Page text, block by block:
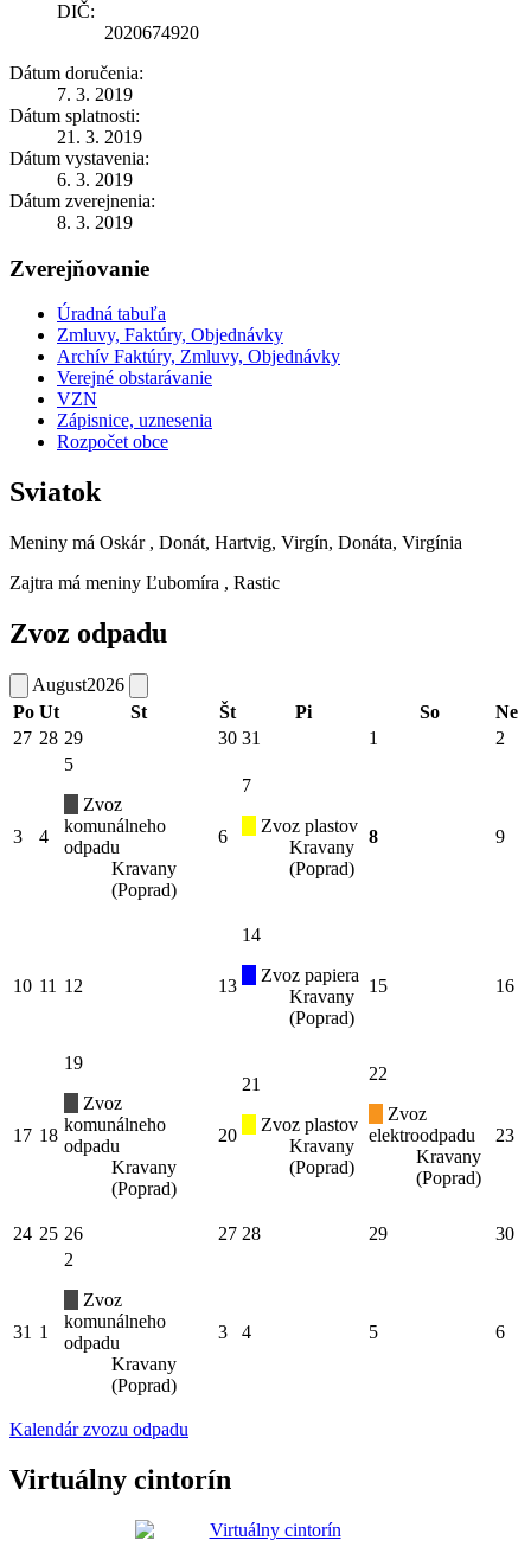
DIČ:
2020674920
Dátum doručenia:
7. 3. 2019
Dátum splatnosti:
21. 3. 2019
Dátum vystavenia:
6. 3. 2019
Dátum zverejnenia:
8. 3. 2019
Zverejňovanie
Úradná tabuľa
Zmluvy, Faktúry, Objednávky
Archív Faktúry, Zmluvy, Objednávky
Verejné obstarávanie
VZN
Zápisnice, uznesenia
Rozpočet obce
Sviatok
Meniny má Oskár , Donát, Hartvig, Virgín, Donáta, Virgínia
Zajtra má meniny Ľubomíra , Rastic
Zvoz odpadu
August2026
Po Ut St Št Pi So
Ne
27 28 29 30 31 1 2
3 4
5
Zvoz
komunálneho
odpadu
Kravany
(Poprad)
6
7
Zvoz plastov
Kravany
(Poprad)
8 9
10 11 12 13
14
Zvoz papiera
Kravany
(Poprad)
15 16
17 18
19
Zvoz
komunálneho
odpadu
Kravany
(Poprad)
20
21
Zvoz plastov
Kravany
(Poprad)
22
Zvoz
elektroodpadu
Kravany
(Poprad)
23
24 25 26 27 28 29 30
31 1
2
Zvoz
komunálneho
odpadu
Kravany
(Poprad)
3 4 5 6
Kalendár zvozu odpadu
Virtuálny cintorín